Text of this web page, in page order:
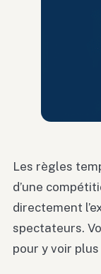
Les règles
d’une
directement
spectateurs.
pour y voir